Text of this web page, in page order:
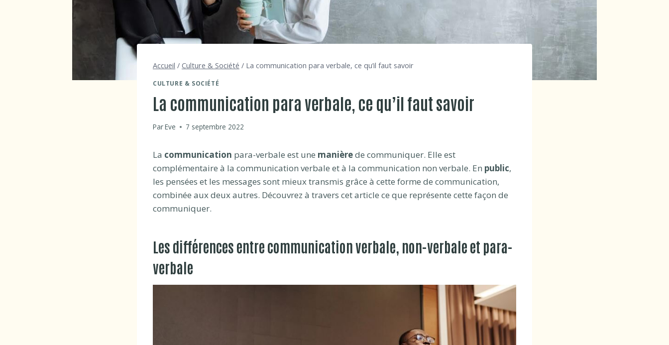
Accueil / Culture & Société / La communication para verbale, ce qu’il faut savoir
CULTURE & SOCIÉTÉ
La communication para verbale, ce qu’il faut savoir
ParEve 7 septembre 2022
La communication para-verbale est une manièrede communiquer. Elle est
complémentaire à la communication verbale et à la communication non verbale. En public,
les pensées et les messages sont mieux transmis grâce à cette forme de communication,
combinée aux deux autres. Découvrez à travers cet article ce que représente cette façon de
communiquer.
Les différences entre communication verbale, non-verbale et para-
verbale